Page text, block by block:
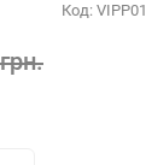
Код: VIPP01